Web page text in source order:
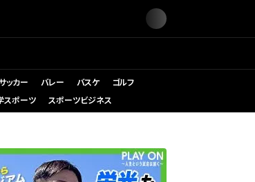
ッカー バレー バスケ
ゴルフ
スポーツ スポーツビジネス